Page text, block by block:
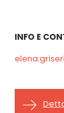
INFO E